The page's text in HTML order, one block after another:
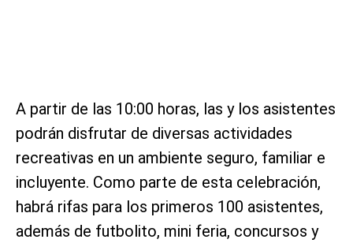
A partir de las 10:00 horas, las y los asistentes
podrán disfrutar de diversas actividades
recreativas en un ambiente seguro, familiar e
incluyente. Como parte de esta celebración,
habrá rifas para los primeros 100 asistentes,
además de futbolito, mini feria, concursos y